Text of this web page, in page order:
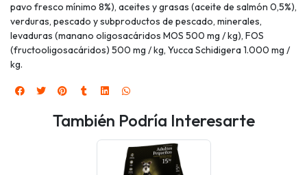
pavo fresco mínimo 8%), aceites y grasas (aceite de salmón 0,5%),
verduras, pescado y subproductos de pescado, minerales,
levaduras (manano oligosacáridos MOS 500 mg / kg), FOS
(fructooligosacáridos) 500 mg / kg, Yucca Schidigera 1.000 mg /
kg.
También Podría Interesarte